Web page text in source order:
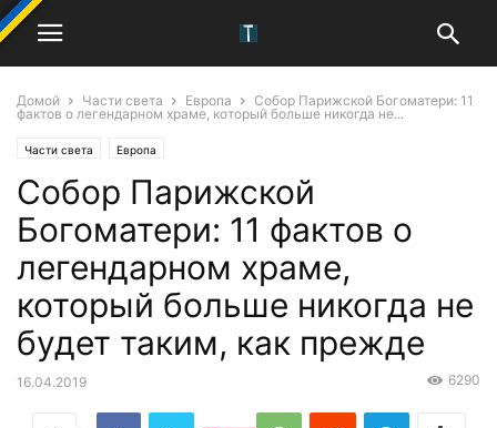
Домой Части света Европа
Собор Парижской Богоматери: 11
фактов о легендарном храме, который больше никогда не...
Части света Европа
Собор Парижской
Богоматери: 11 фактов о
легендарном храме,
который больше никогда не
будет таким, как прежде
16.04.2019 6290